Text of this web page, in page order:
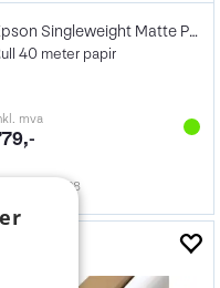
Epson Singleweight Matte Paper 120g 17"
40 meter papir
mva
104428